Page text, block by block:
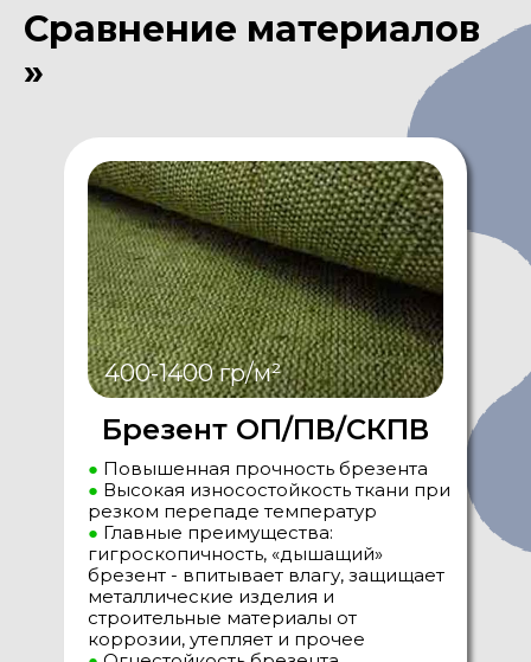
Сравнение материалов
»
Брезент ОП/ПВ/СКПВ
● Повышенная прочность брезента
● Высокая износостойкость ткани при
резком перепаде температур
● Главные преимущества:
гигроскопичность, «дышащий»
брезент - впитывает влагу, защищает
металлические изделия и
строительные материалы от
коррозии, утепляет и прочее
400-1400 гр/м²